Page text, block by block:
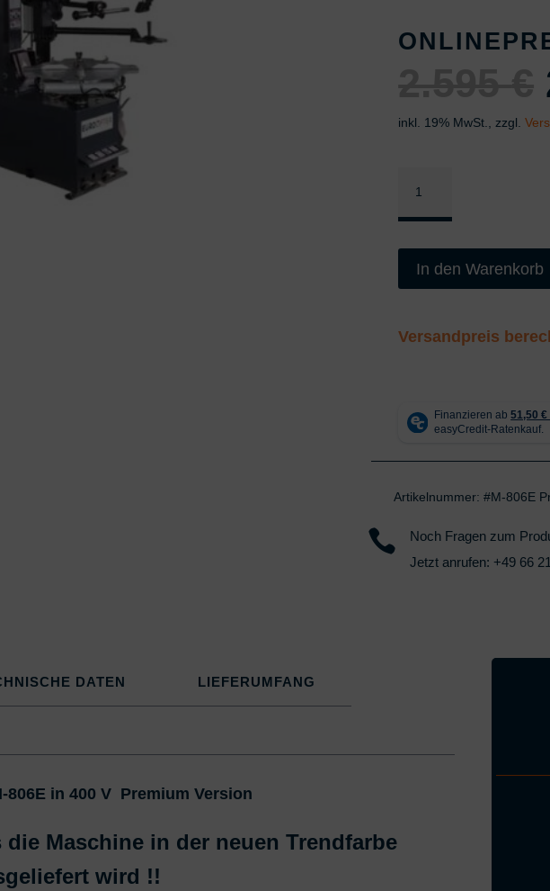
inkl. 19% MwSt., zzgl.
Line
806E
Version
Menge
In den Warenkorb
Versandpreis
Artikelnummer:#M-806E

Noch Fragen zum
Jetzt anrufen: +49 66
DATEN LIEFERUMFANG
in 400 V Premium Version
Maschine in der neuen Trendfarbe
wird !!